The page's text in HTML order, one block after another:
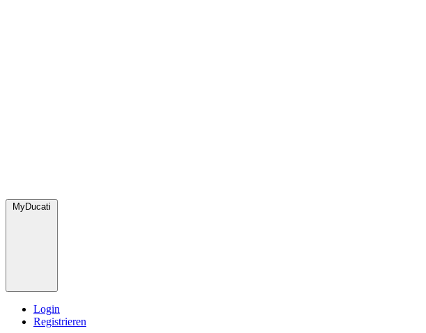
MyDucati
Login
Registrieren